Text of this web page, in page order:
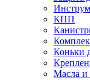
КПП
Коньки
Масла и